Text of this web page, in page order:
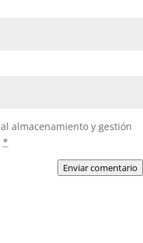
almacenamiento y gestión
*
Enviar comentario